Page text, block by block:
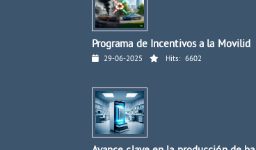
Programa de Incentivos a la Movilid
29-06-2025 Hits: 6602